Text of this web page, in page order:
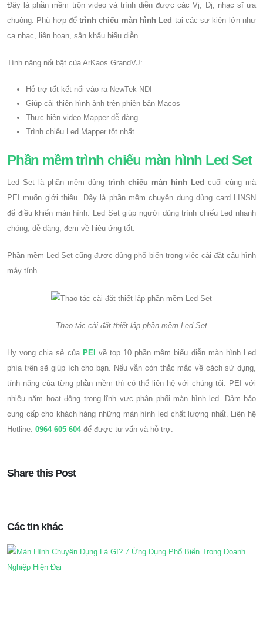
Đây là phần mềm trộn video và trình diễn được các Vj, Dj, nhạc sĩ ưa
chuộng. Phù hợp đểtrình chiếu màn hình Led tại các sự kiện lớn như
ca nhạc, liên hoan, sân khấu biểu diễn.
Tính năng nổi bật của ArKaos GrandVJ:
Hỗ trợ tốt kết nối vào ra NewTek NDI
Giúp cải thiện hình ảnh trên phiên bản Macos
Thực hiện video Mapper dễ dàng
Trình chiếu Led Mapper tốt nhất.
Phần mềm trình chiếu màn hình Led Set
Led Set là phần mềm dùng trình chiếu màn hình Led cuối cùng mà
PEI muốn giới thiệu. Đây là phần mềm chuyên dụng dùng card LINSN
để điều khiển màn hình. Led Set giúp người dùng trình chiếu Led nhanh
chóng, dễ dàng, đem về hiệu ứng tốt.
Phần mềm Led Set cũng được dùng phổ biến trong việc cài đặt cấu hình
máy tính.
Thao tác cài đặt thiết lập phần mềm Led Set
Hy vọng chia sẻ của PEI
về top 10 phần mềm biểu diễn màn hình Led
phía trên sẽ giúp ích cho bạn. Nếu vẫn còn thắc mắc về cách sử dụng,
tính năng của từng phần mềm thì có thể liên hệ với chúng tôi. PEI với
nhiều năm hoạt động trong lĩnh vực phân phối màn hình led. Đảm bảo
cung cấp cho khách hàng những màn hình led chất lượng nhất. Liên hệ
Hotline: 0964 605 604để được tư vấn và hỗ trợ.
Share this Post
Các tin khác